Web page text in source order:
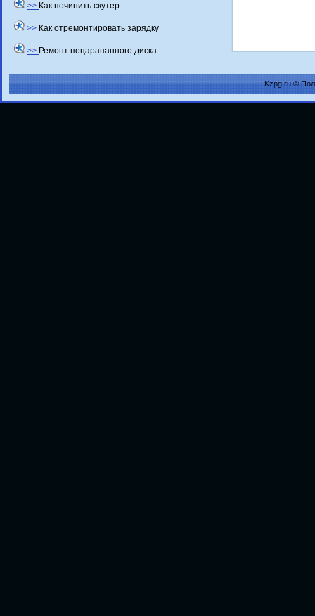
>> Как починить скутер
>> Как отремонтировать зарядку
>> Ремонт поцарапанного диска
Kzpg.ru ©